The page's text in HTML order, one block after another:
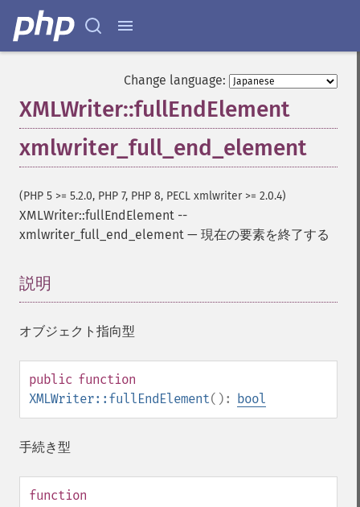
Change language:
XMLWriter::fullEndElement
xmlwriter_full_end_element
(PHP 5 >= 5.2.0, PHP 7, PHP 8, PECL xmlwriter >= 2.0.4)
XMLWriter::fullEndElement --
xmlwriter_full_end_element — 現在の要素を終了する
説明
オブジェクト指向型
public function
XMLWriter::fullEndElement(): bool
手続き型
function